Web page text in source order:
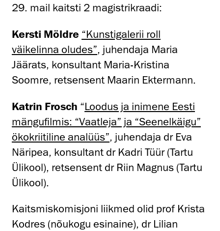
29. mail kaitsti 2 magistrikraadi:
Kersti Möldre “Kunstigalerii roll
väikelinna oludes”, juhendaja Maria
Jäärats, konsultant Maria-Kristina
Soomre, retsensent Maarin Ektermann.
Katrin Frosch “Loodus ja inimene Eesti
mängufilmis: “Vaatleja” ja “Seenelkäigu”
ökokriitiline analüüs”, juhendaja dr Eva
Näripea, konsultant dr Kadri Tüür (Tartu
Ülikool), retsensent dr Riin Magnus (Tartu
Ülikool).
Kaitsmiskomisjoni liikmed olid prof Krista
Kodres (nõukogu esinaine), dr Lilian